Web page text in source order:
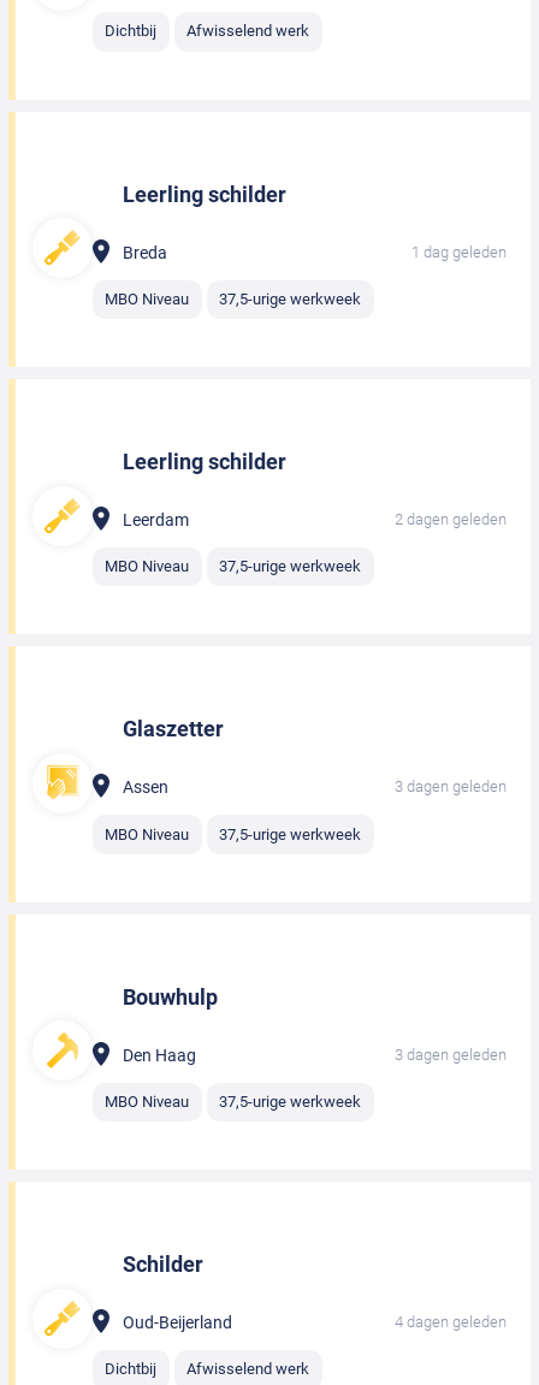
Dichtbij Afwisselend werk
Leerling schilder
Breda 1 dag geleden
MBO Niveau 37,5-urige werkweek
Leerling schilder
Leerdam 2 dagen geleden
MBO Niveau 37,5-urige werkweek
Glaszetter
Assen 3 dagen geleden
MBO Niveau 37,5-urige werkweek
Bouwhulp
Den Haag 3 dagen geleden
MBO Niveau 37,5-urige werkweek
Schilder
Oud-Beijerland 4 dagen geleden
Dichtbij Afwisselend werk